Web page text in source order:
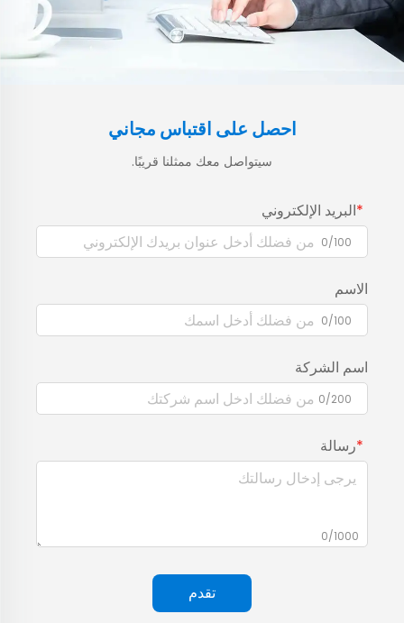
احصل على اقتباس مجاني
سيتواصل معك ممثلنا قريبًا.
البريد الإلكتروني
0/100
الاسم
0/100
اسم الشركة
0/200
رسالة
0/1000
تقدم